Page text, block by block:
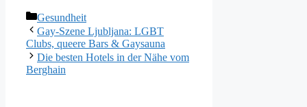
Kategorien
Gesundheit
Gay-Szene Ljubljana: LGBT
Clubs, queere Bars & Gaysauna
Die besten Hotels in der Nähe vom
Berghain